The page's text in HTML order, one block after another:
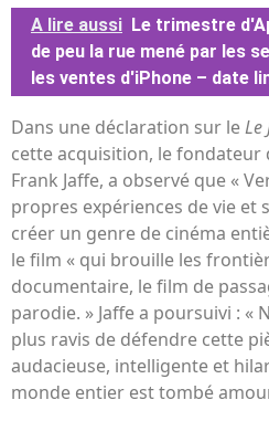
A lire aussi Le trimestre
de peu la rue mené par les
les ventes d'iPhone – date
Dans une déclaration sur leLe
cette acquisition, le fondateur
Frank Jaffe, a observé que «
propres expériences de vie et
créer un genre de cinéma
le film « qui brouille les
documentaire, le film de
parodie. » Jaffe a poursuivi :
plus ravis de défendre cette
audacieuse, intelligente et
monde entier est tombé